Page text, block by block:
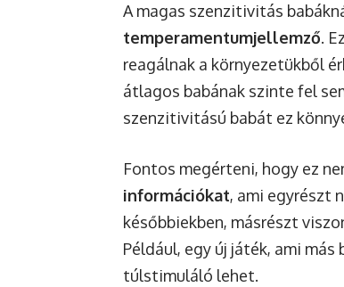
A magas szenzitivitás
temperamentumjellemző.
reagálnak a környezetükből
átlagos babának szinte fel
szenzitivitású babát ez
Fontos megérteni, hogy ez
információkat, ami egyrészt
későbbiekben, másrészt
Például, egy új játék, ami más
túlstimuláló lehet.